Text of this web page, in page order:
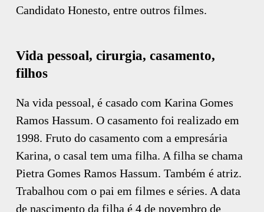
Candidato Honesto, entre outros filmes.
Vida pessoal, cirurgia, casamento,
filhos
Na vida pessoal, é casado com Karina Gomes
Ramos Hassum. O casamento foi realizado em
1998. Fruto do casamento com a empresária
Karina, o casal tem uma filha. A filha se chama
Pietra Gomes Ramos Hassum. Também é atriz.
Trabalhou com o pai em filmes e séries. A data
de nascimento da filha é 4 de novembro de